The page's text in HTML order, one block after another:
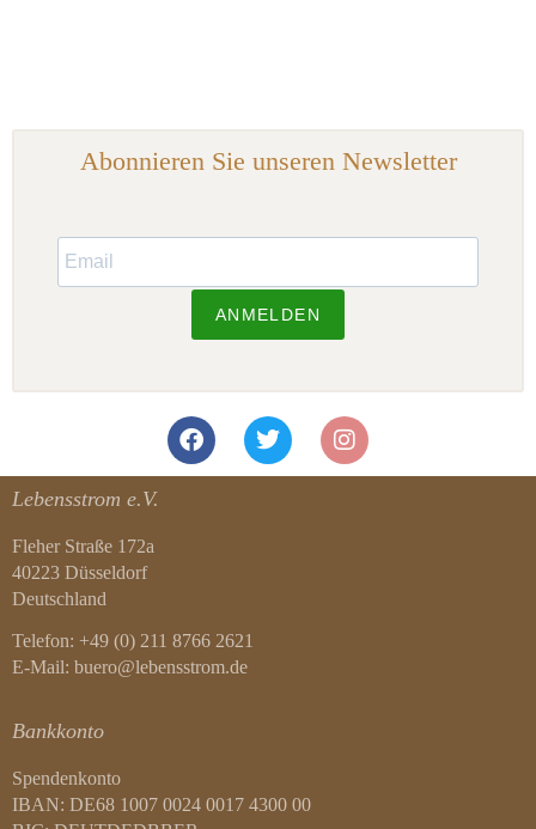
Abonnieren Sie unseren Newsletter
ANMELDEN
Lebensstrom e.V.
Fleher Straße 172a
40223 Düsseldorf
Deutschland
Telefon: +49 (0) 211 8766 2621
E-Mail: buero@lebensstrom.de
Bankkonto
Spendenkonto
IBAN: DE68 1007 0024 0017 4300 00